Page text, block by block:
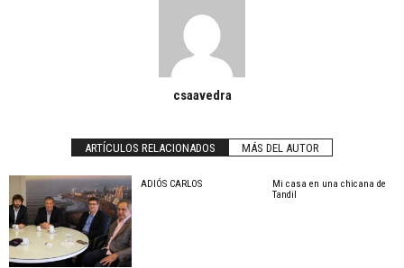
csaavedra
ARTÍCULOS RELACIONADOS MÁS DEL AUTOR
ADIÓS CARLOS
Mi casa en una chicana de
Tandil